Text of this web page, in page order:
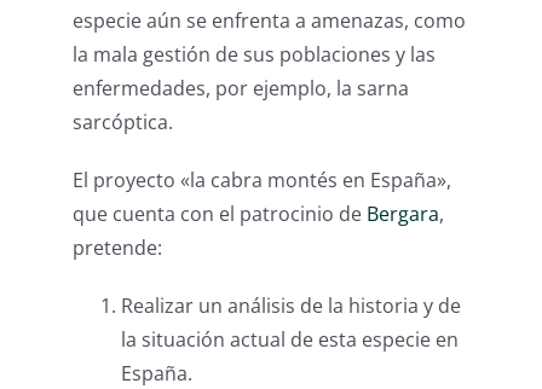
especie aún se enfrenta a amenazas, como
la mala gestión de sus poblaciones y las
enfermedades, por ejemplo, la sarna
sarcóptica.
El proyecto «la cabra montés en España»,
que cuenta con el patrocinio de Bergara,
pretende:
Realizar un análisis de la historia y de
la situación actual de esta especie en
España.